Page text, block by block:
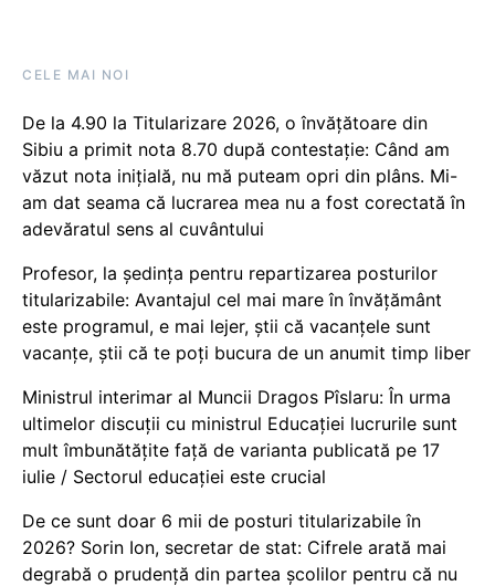
CELE MAI NOI
De la 4.90 la Titularizare 2026, o învățătoare din
Sibiu a primit nota 8.70 după contestație: Când am
văzut nota inițială, nu mă puteam opri din plâns. Mi-
am dat seama că lucrarea mea nu a fost corectată în
adevăratul sens al cuvântului
Profesor, la ședința pentru repartizarea posturilor
titularizabile: Avantajul cel mai mare în învățământ
este programul, e mai lejer, știi că vacanțele sunt
vacanţe, știi că te poți bucura de un anumit timp liber
Ministrul interimar al Muncii Dragos Pîslaru: În urma
ultimelor discuții cu ministrul Educației lucrurile sunt
mult îmbunătățite față de varianta publicată pe 17
iulie / Sectorul educației este crucial
De ce sunt doar 6 mii de posturi titularizabile în
2026? Sorin Ion, secretar de stat: Cifrele arată mai
degrabă o prudență din partea școlilor pentru că nu